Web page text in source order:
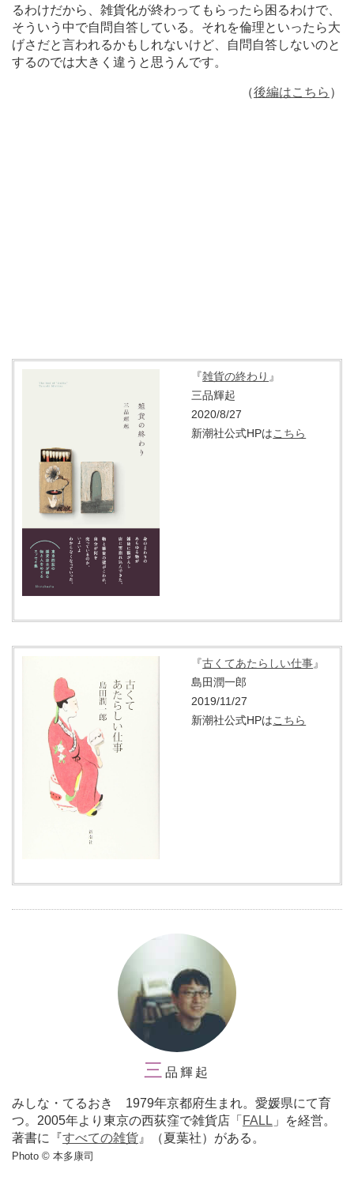
るわけだから、雑貨化が終わってもらったら困るわけで、
そういう中で自問自答している。それを倫理といったら大
げさだと言われるかもしれないけど、自問自答しないのと
するのでは大きく違うと思うんです。
（後編はこちら ）
『雑貨の終わり 』
三品輝起
2020/8/27
新潮社公式HPはこちら
『古くてあたらしい仕事』
島田潤一郎
2019/11/27
新潮社公式HPはこちら
三 品輝起
みしな・てるおき 1979年京都府生まれ。愛媛県にて育
つ。2005年より東京の西荻窪で雑貨店「 FALL 」を経営。
著書に『 すべての雑貨』（夏葉社）がある。
Photo © 本多康司